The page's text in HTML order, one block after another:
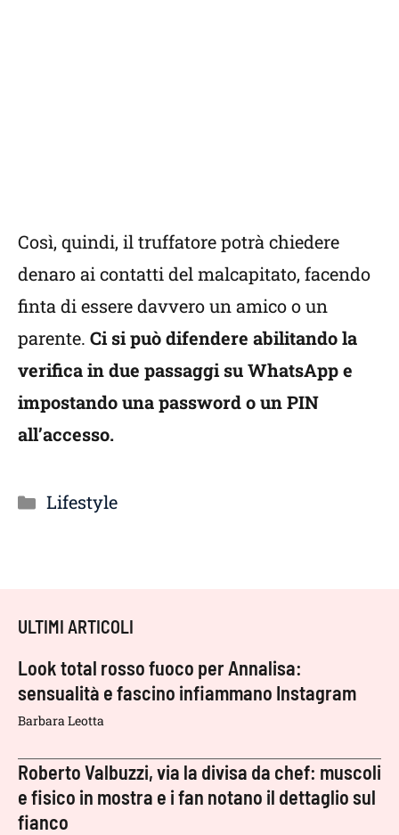
Così, quindi, il truffatore potrà chiedere
denaro ai contatti del malcapitato, facendo
finta di essere davvero un amico o un
parente. Ci si può difendere abilitando la
verifica in due passaggi su WhatsApp e
impostando una password o un PIN
all’accesso.
Categorie
Lifestyle
ULTIMI ARTICOLI
Look total rosso fuoco per Annalisa:
sensualità e fascino infiammano Instagram
Barbara Leotta
Roberto Valbuzzi, via la divisa da chef: muscoli
e fisico in mostra e i fan notano il dettaglio sul
fianco